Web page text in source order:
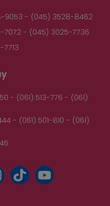
9053 - (045) 3528-8462
7072 - (045) 3025-7736
- (061) 513-776 - (061)
- (061) 501-810 - (061)